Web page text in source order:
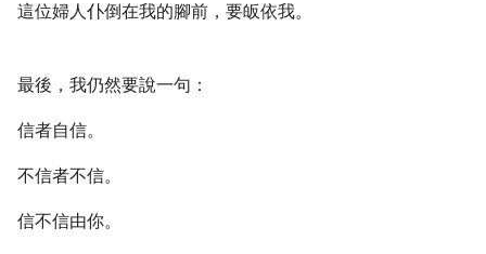
這位婦人仆倒在我的腳前，要皈依我。
最後，我仍然要說一句：
信者自信。
不信者不信。
信不信由你。